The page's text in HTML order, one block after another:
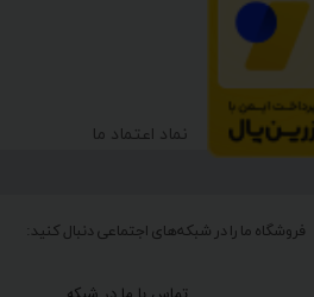
فروشگاه ما را در شبکه‌های اجتماعی دنبال کنید:
نماد اعتماد ما